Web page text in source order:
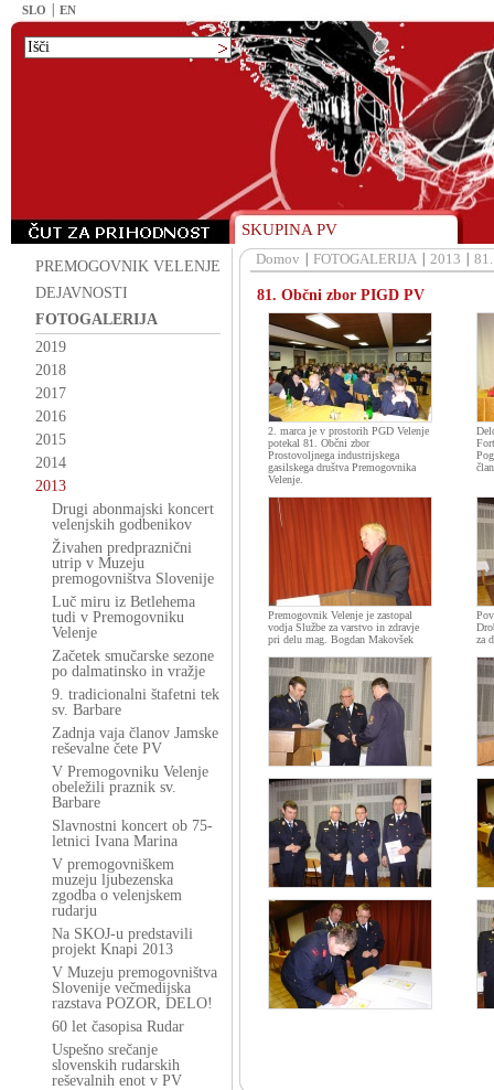
SLO EN
SKUPINA PV
PREMOGOVNIK VELENJE
DEJAVNOSTI
FOTOGALERIJA
2019
2018
2017
2016
2015
2014
2013
Drugi abonmajski koncert
velenjskih godbenikov
Živahen predpraznični
utrip v Muzeju
premogovništva Slovenije
Luč miru iz Betlehema
tudi v Premogovniku
Velenje
Začetek smučarske sezone
po dalmatinsko in vražje
9. tradicionalni štafetni tek
sv. Barbare
Zadnja vaja članov Jamske
reševalne čete PV
V Premogovniku Velenje
obeležili praznik sv.
Barbare
Slavnostni koncert ob 75-
letnici Ivana Marina
V premogovniškem
muzeju ljubezenska
zgodba o velenjskem
rudarju
Na SKOJ-u predstavili
projekt Knapi 2013
V Muzeju premogovništva
Slovenije večmedijska
razstava POZOR, DELO!
60 let časopisa Rudar
Uspešno srečanje
slovenskih rudarskih
reševalnih enot v PV
Domov FOTOGALERIJA 2013
81. Občni zbor PIGD PV
2. marca je v prostorih PGD Velenje
potekal 81. Občni zbor
Prostovoljnega industrijskega
gasilskega društva Premogovnika
Velenje.
Premogovnik Velenje je zastopal
vodja Službe za varstvo in zdravje
pri delu mag. Bogdan Makovšek
za